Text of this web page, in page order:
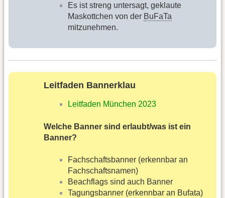
Es ist streng untersagt, geklaute
Maskottchen von der BuFaTa
mitzunehmen.
Leitfaden Bannerklau
Leitfaden München 2023
Welche Banner sind erlaubt/was ist ein
Banner?
Fachschaftsbanner (erkennbar an
Fachschaftsnamen)
Beachflags sind auch Banner
Tagungsbanner (erkennbar an Bufata)